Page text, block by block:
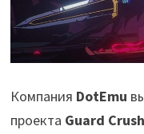
Компания DotEmu
проекта Guard Crush